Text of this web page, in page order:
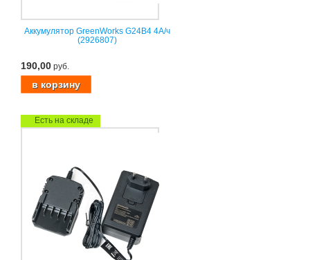
Аккумулятор GreenWorks G24B4 4А/ч
(2926807)
190,00 руб.
Есть на складе